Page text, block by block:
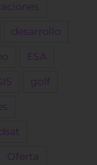
desarrollo
ESA
golf
Oferta